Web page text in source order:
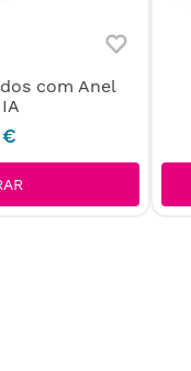
com Anel
€